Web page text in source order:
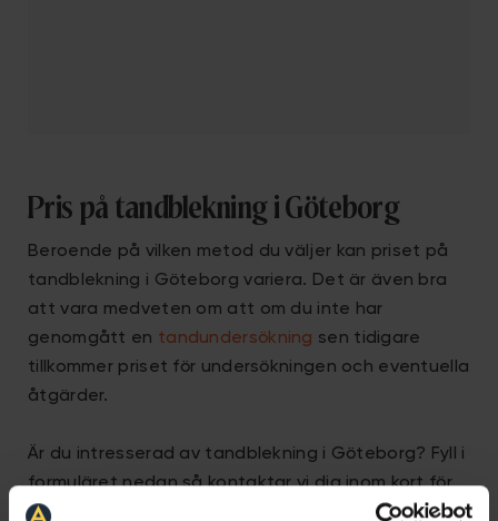
Pris på tandblekning i Göteborg
Beroende på vilken metod du väljer kan priset på
tandblekning i Göteborg variera. Det är även bra
att vara medveten om att om du inte har
genomgått en tandundersökning sen tidigare
tillkommer priset för undersökningen och eventuella
åtgärder.
Är du intresserad av tandblekning i Göteborg? Fyll i
formuläret nedan så kontaktar vi dig inom kort för
att boka en tid för tandblekning i Göteborg.